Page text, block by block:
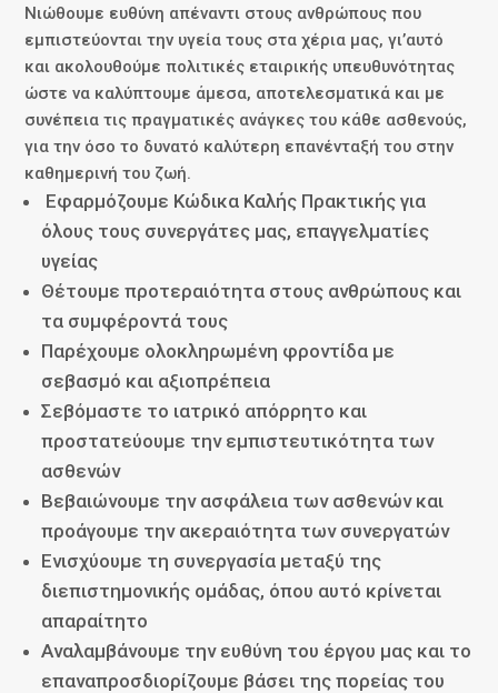
Νιώθουμε ευθύνη απέναντι στους ανθρώπους που
εμπιστεύονται την υγεία τους στα χέρια μας, γι’αυτό
και ακολουθούμε πολιτικές εταιρικής υπευθυνότητας
ώστε να καλύπτουμε άμεσα, αποτελεσματικά και με
συνέπεια τις πραγματικές ανάγκες του κάθε ασθενούς,
για την όσο το δυνατό καλύτερη επανένταξή του στην
καθημερινή του ζωή.
Εφαρμόζουμε Κώδικα Καλής Πρακτικής για
όλους τους συνεργάτες μας, επαγγελματίες
υγείας
Θέτουμε προτεραιότητα στους ανθρώπους και
τα συμφέροντά τους
Παρέχουμε ολοκληρωμένη φροντίδα με
σεβασμό και αξιοπρέπεια
Σεβόμαστε το ιατρικό απόρρητο και
προστατεύουμε την εμπιστευτικότητα των
ασθενών
Βεβαιώνουμε την ασφάλεια των ασθενών και
προάγουμε την ακεραιότητα των συνεργατών
Ενισχύουμε τη συνεργασία μεταξύ της
διεπιστημονικής ομάδας, όπου αυτό κρίνεται
απαραίτητο
Αναλαμβάνουμε την ευθύνη του έργου μας και το
επαναπροσδιορίζουμε βάσει της πορείας του